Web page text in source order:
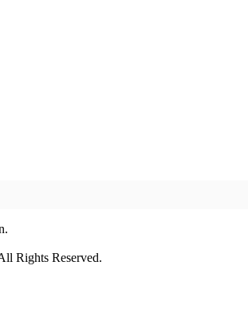
Rights Reserved.